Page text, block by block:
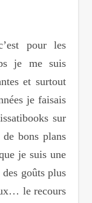
je me suis
et surtout
je faisais
sur
bons plans
je suis une
goûts plus
le recours